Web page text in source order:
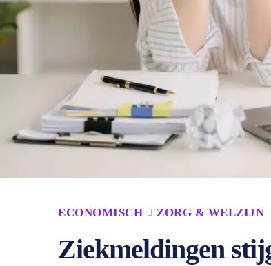
ECONOMISCH ZORG & WELZIJN
Ziekmeldingen